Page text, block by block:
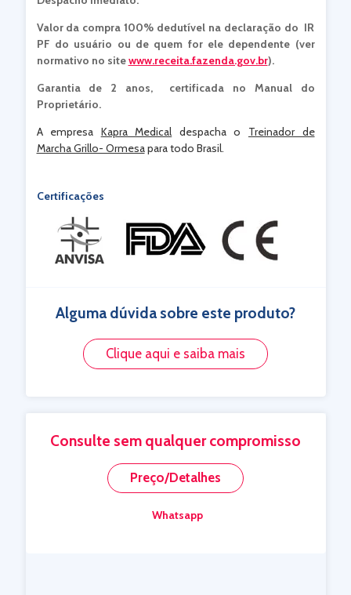
Valor da compra 100% dedutível na declaração do IR
PF do usuário ou de quem for ele dependente (ver
normativo no sitewww.receita.fazenda.gov.br).
Garantia de 2 anos, certificada no Manual do
Proprietário.
A empresa Kapra Medical despacha o Treinador de
Marcha Grillo- Ormesapara todo Brasil.
Certificações
Alguma dúvida sobre este produto?
Clique aqui e saiba mais
Consulte sem qualquer compromisso
Preço/Detalhes
Whatsapp